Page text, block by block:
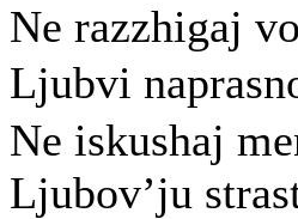
Ne razzhigaj
Ljubvi
Ne iskushaj
Ljubov’ju